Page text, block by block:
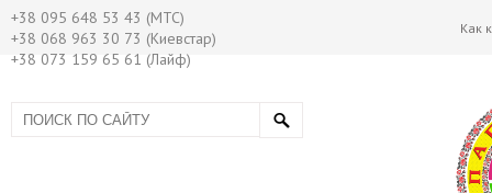
+38 095 648 53 43 (МТС)
+38 068 963 30 73 (Киевстар)
+38 073 159 65 61 (Лайф)
Как